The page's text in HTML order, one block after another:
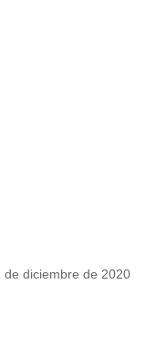
diciembre de 2020